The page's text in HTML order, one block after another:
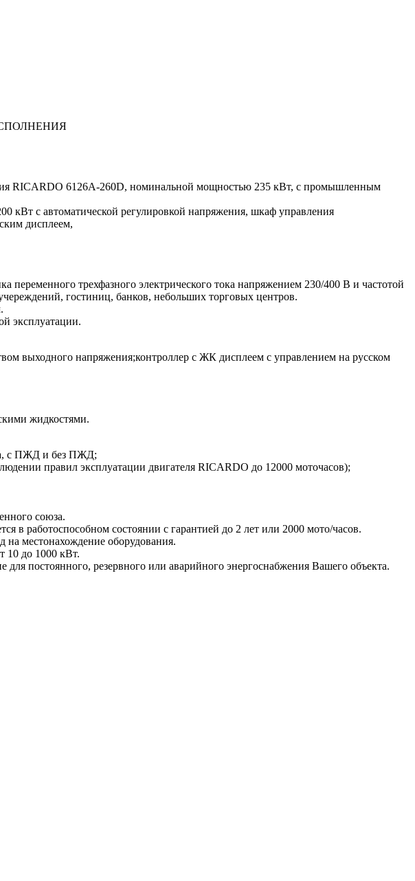
RICARDO 6126A-260D, номинальной мощностью 235 кВт, с промышленным
c автоматической регулировкой напряжения, шкаф управления
дисплеем,
переменного трехфазного электрического тока напряжением 230/400 В и частотой
гостиниц, банков, небольших торговых центров.
эксплуатации.
выходного напряжения;контроллер с ЖК дисплеем с управлением на русском
жидкостями.
с ПЖД и без ПЖД;
правил эксплуатации двигателя RICARDO до 12000 моточасов);
союза.
в работоспособном состоянии с гарантией до 2 лет или 2000 мото/часов.
местонахождение оборудования.
10 до 1000 кВт.
резервного или аварийного энергоснабжения Вашего объекта.